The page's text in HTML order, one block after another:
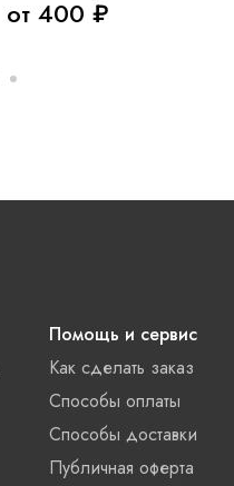
от 400 ₽
Помощь и сервис
Как сделать заказ
Способы оплаты
Способы доставки
Публичная оферта